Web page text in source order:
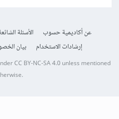
عن أكاديمية حسوب الأسئلة
إرشادات الاستخدام
بيان
CC BY-NC-SA 4.0unless mentioned